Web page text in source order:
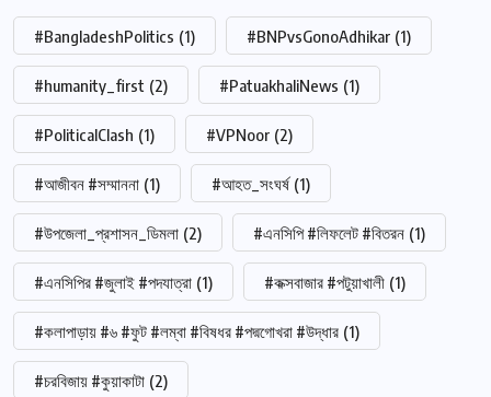
#BangladeshPolitics (1) #BNPvsGonoAdhikar (1)
#humanity_first (2) #PatuakhaliNews (1)
#PoliticalClash (1) #VPNoor (2)
#আজীবন #সম্মাননা (1) #আহত_সংঘর্ষ (1)
#উপজেলা_প্রশাসন_ডিমলা (2) #এনসিপি #লিফলেট #বিতরন (1)
#এনসিপির #জুলাই #পদযাত্রা (1) #কক্সবাজার #পটুয়াখালী (1)
#কলাপাড়ায় #৬ #ফুট #লম্বা #বিষধর #পদ্মগোখরা #উদ্ধার (1)
#চরবিজায় #কুয়াকাটা (2)